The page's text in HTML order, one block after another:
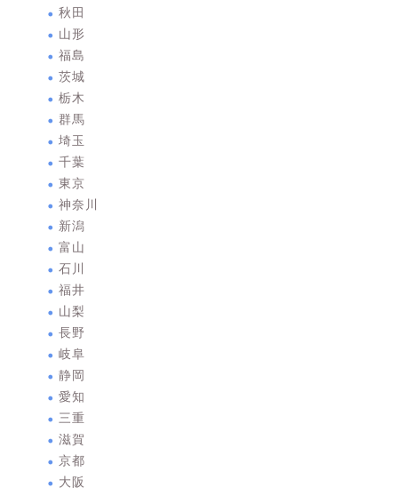
秋田
山形
福島
茨城
栃木
群馬
埼玉
千葉
東京
神奈川
新潟
富山
石川
福井
山梨
長野
岐阜
静岡
愛知
三重
滋賀
京都
大阪